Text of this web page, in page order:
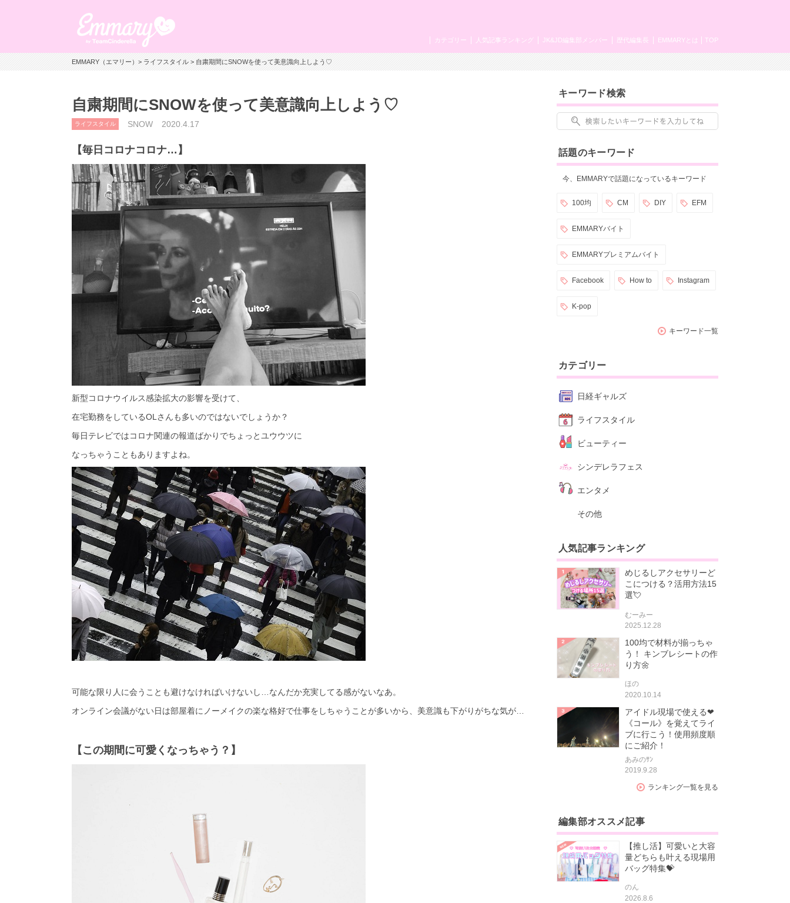
TOP
EMMARYとは
歴代編集長
JK&JD編集部メンバー
人気記事ランキング
カテゴリー
EMMARY（エマリー）>ライフスタイル> 自粛期間にSNOWを使って美意識向上しよう♡
自粛期間にSNOWを使って美意識向上しよう♡
ライフスタイル SNOW 2020.4.17
【毎日コロナコロナ…】
新型コロナウイルス感染拡大の影響を受けて、
在宅勤務をしているOLさんも多いのではないでしょうか？
毎日テレビではコロナ関連の報道ばかりでちょっとユウウツに
なっちゃうこともありますよね。
可能な限り人に会うことも避けなければいけないし… なんだか充実してる感がないなあ。
オンライン会議がない日は部屋着にノーメイクの楽な格好で仕事をしちゃうことが多いから、美意識も下がりがちな気が…
【この期間に可愛くなっちゃう？】
キーワード検索
話題のキーワード
今、EMMARYで話題になっているキーワード
100均 CM DIY EFM
EMMARYバイト
EMMARYプレミアムバイト
Facebook How to Instagram
K-pop
キーワード一覧
カテゴリー
日経ギャルズ
ライフスタイル
ビューティー
シンデレラフェス
エンタメ
その他
人気記事ランキング
めじるしアクセサリーど
こにつける？活用方法15
選💘
むーみー
2025.12.28
100均で材料が揃っちゃ
う！ キンブレシートの作
り方🌼
ほの
2020.10.14
アイドル現場で使える❤
《コール》を覚えてライ
ブに行こう！使用頻度順
にご紹介！
あみのｻﾝ
2019.9.28
ランキング一覧を見る
編集部オススメ記事
【推し活】可愛いと大容
量どちらも叶える現場用
バッグ特集💝
のん
2026.8.6